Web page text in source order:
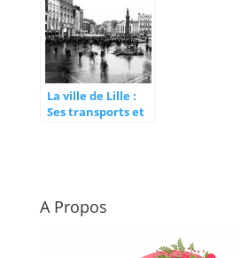
La ville de Lille :
Ses transports et
A Propos